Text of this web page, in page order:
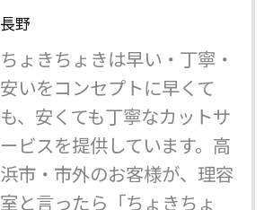
長野
ちょきちょきは早い・丁寧・
安いをコンセプトに早くて
も、安くても丁寧なカットサ
ービスを提供しています。高
浜市・市外のお客様が、理容
室と言ったら「ちょきちょ